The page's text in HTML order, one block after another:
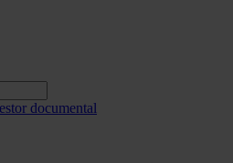
documental